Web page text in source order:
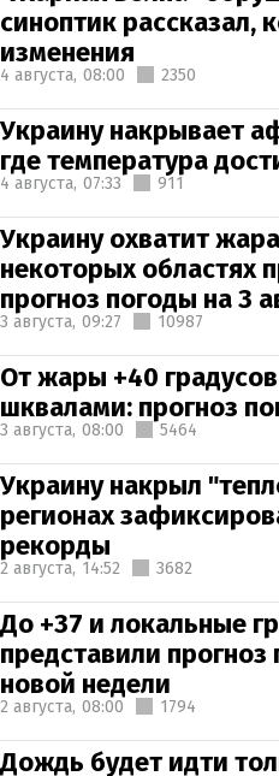
синоптик рассказал,
изменения
4 августа, 08:00 2350
Украину накрывает
где температура
4 августа, 07:33 911
Украину охватит
некоторых областях
прогноз погоды на 3
3 августа, 09:27 10987
От жары +40
шквалами: прогноз
3 августа, 08:00 5464
Украину накрыл
регионах
рекорды
2 августа, 14:52 3682
До +37 и локальные
представили
новой недели
2 августа, 08:00 1794
Дождь будет идти